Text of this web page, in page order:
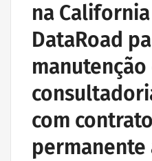
na
DataRoad
manutenção
com
permanente